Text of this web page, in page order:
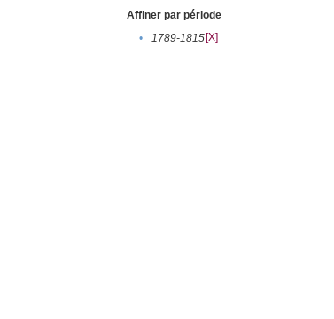
Affiner par période
•
1789-1815[X]